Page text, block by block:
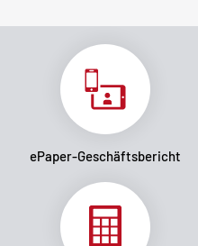
ePaper-Geschäftsbericht